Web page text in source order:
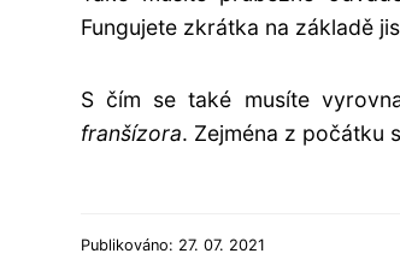
Fungujete zkrátka na základě
S čím se také musíte
franšízora. Zejména z počátku
Publikováno: 27. 07. 2021